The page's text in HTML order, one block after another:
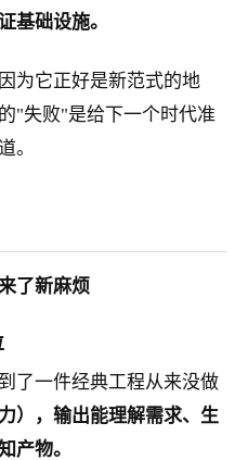
基础设施。
为它正好是新范式的地
"失败"是给下一个时代准
。
了新麻烦
了一件经典工程从来没做
），输出能理解需求、生
产物。